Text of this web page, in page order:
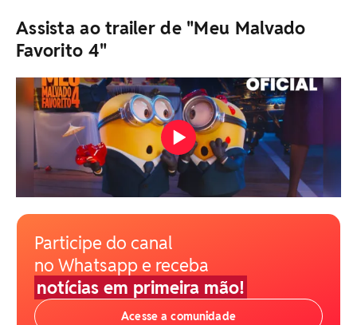
Assista ao trailer de "Meu Malvado
Favorito 4"
Participe do canal
no Whatsapp e receba
notícias em primeira mão!
Acesse a comunidade